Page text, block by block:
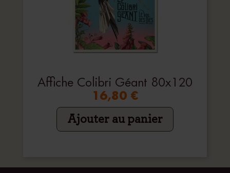
Affiche Colibri Géant 80x120
16,80 €
Ajouter au panier